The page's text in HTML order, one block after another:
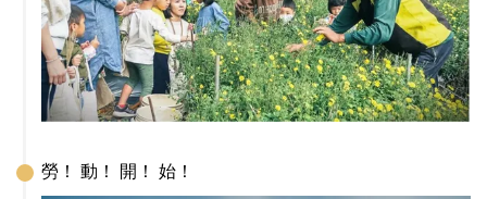
勞！ 動！ 開！ 始！